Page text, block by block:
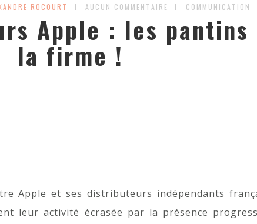
ROCOURT AUCUN COMMENTAIRE COMMUNICATION
Apple : les pantins
la firme !
Apple et ses distributeurs indépendants
leur activité écrasée par la présence